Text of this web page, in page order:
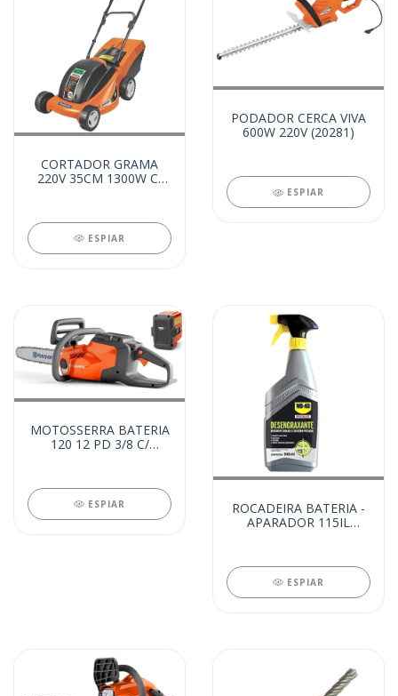
CORTADOR GRAMA
220V 35CM 1300W C/
ESPIAR
PODADOR CERCA VIVA
600W 220V (20281)
ESPIAR
MOTOSSERRA BATERIA
120 12 PD 3/8 C/
ESPIAR
ROCADEIRA BATERIA -
APARADOR 115IL
ESPIAR